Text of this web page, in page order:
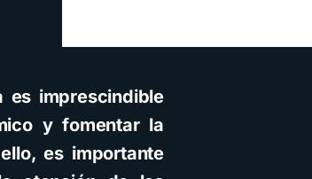
es imprescindible
y fomentar la
es importante